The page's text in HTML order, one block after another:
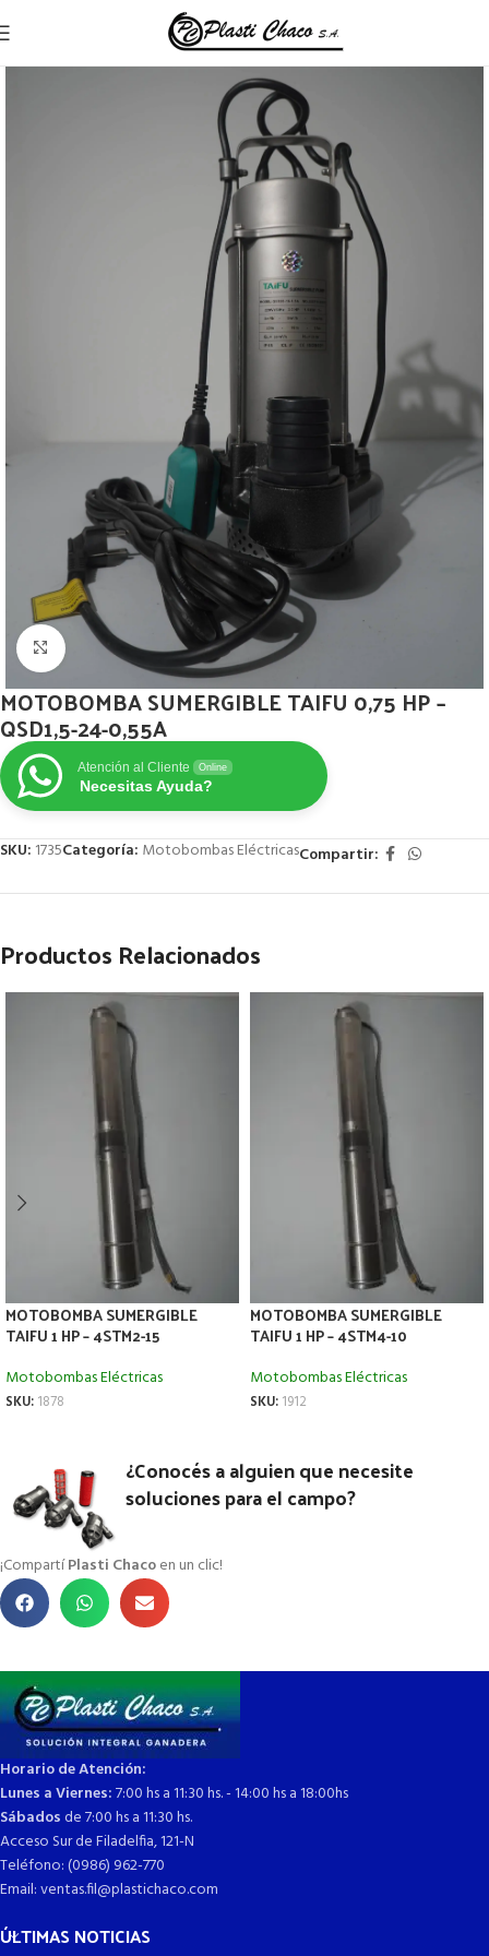
Inicio Motobombas Eléctricas
Click to enlarge
MOTOBOMBA SUMERGIBLE TAIFU 0,75 HP –
QSD1,5-24-0,55A
Atención al Cliente Online
Necesitas Ayuda?
SKU: 1735Categoría: Motobombas EléctricasCompartir:
Productos Relacionados
MOTOBOMBA SUMERGIBLE
TAIFU 1 HP – 4STM2-15
Motobombas Eléctricas
SKU: 1878
MOTOBOMBA SUMERGIBLE
TAIFU 1 HP – 4STM4-10
Motobombas Eléctricas
SKU: 1912
¿Conocés a alguien que necesite
soluciones para el campo?
¡CompartíPlasti Chacoen un clic!
Horario de Atención:
Lunes a Viernes:7:00 hs a 11:30 hs. - 14:00 hs a 18:00hs
Sábadosde 7:00 hs a 11:30 hs.
Acceso Sur de Filadelfia, 121-N
Teléfono: (0986) 962-770
Email: ventas.fil@plastichaco.com
ÚLTIMAS NOTICIAS